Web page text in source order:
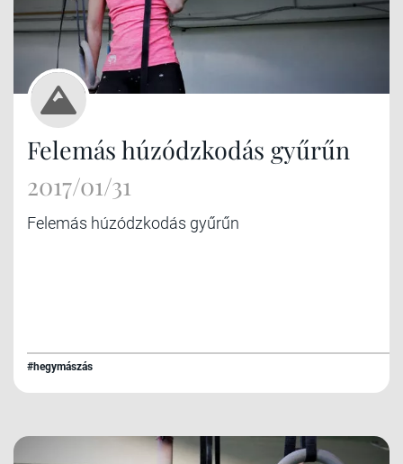
Felemás húzódzkodás gyűrűn
2017/01/31
Felemás húzódzkodás gyűrűn
#hegymászás